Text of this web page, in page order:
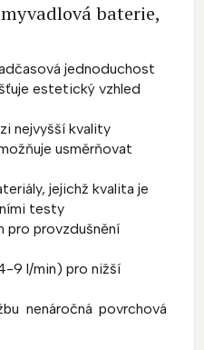
baterie,
jednoduchost
estetický vzhled
nejvyšší kvality
usměrňovat
jejichž kvalita je
testy
pro provzdušnění
9 l/min) pro nižší
nenáročná povrchová